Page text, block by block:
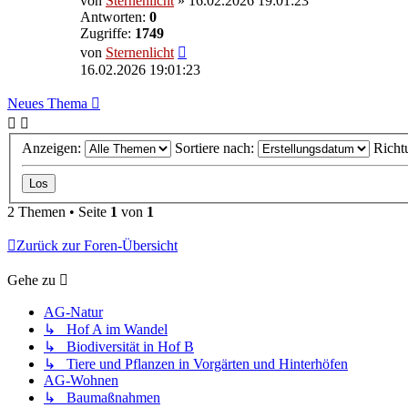
Antworten: 0
Zugriffe: 1749
von Sternenlicht
16.02.2026 19:01:23
Neues Thema
Anzeigen: Sortiere nach:
2 Themen • Seite 1 von 1
Zurück zur Foren-Übersicht
Gehe zu
AG-Natur
↳ Hof A im Wandel
↳ Biodiversität in Hof B
↳ Tiere und Pflanzen in Vorgärten und Hinterhöfen
AG-Wohnen
↳ Baumaßnahmen